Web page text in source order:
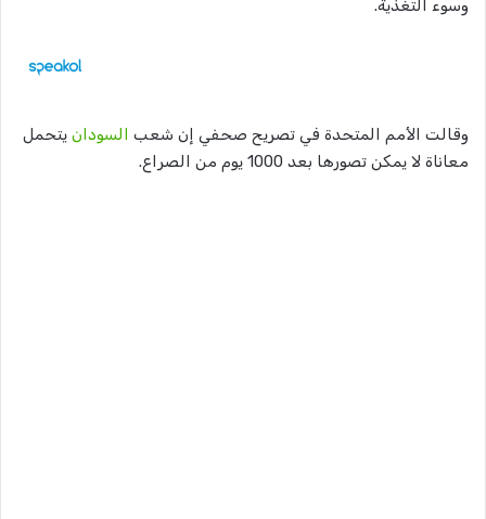
وسوء التغذية.
وقالت الأمم المتحدة في تصريح صحفي إن شعب السودان يتحمل
معاناة لا يمكن تصورها بعد 1000 يوم من الصراع.